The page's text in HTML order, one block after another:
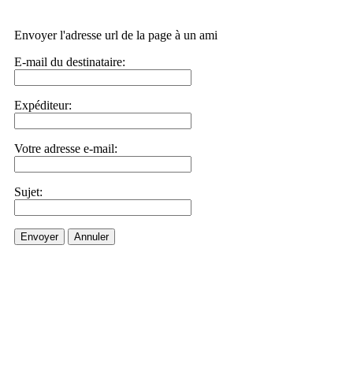
Envoyer l'adresse url de la page à un ami
E-mail du destinataire:
Expéditeur:
Votre adresse e-mail:
Sujet:
Envoyer Annuler